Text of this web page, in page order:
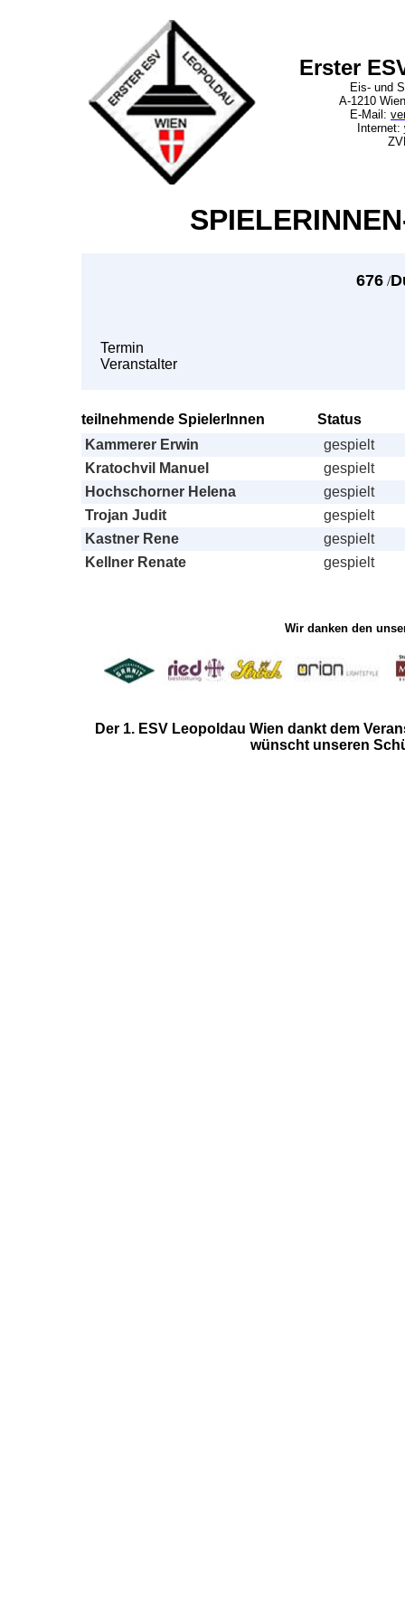
Erster
Eis- und
A-1210
E-Mail:
Internet:
676/
Termin
Veranstalter
teilnehmende SpielerInnen
Status
Kammerer Erwin
gespielt
Kratochvil Manuel
gespielt
Hochschorner Helena
gespielt
Trojan Judit
gespielt
Kastner Rene
gespielt
Kellner Renate
gespielt
Wir danken den
Der 1. ESV Leopoldau Wien dankt dem
wünscht unseren